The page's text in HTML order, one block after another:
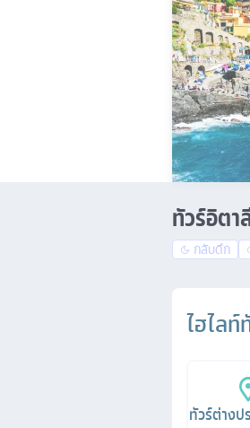
ทัวร์อิต
กลับดึก
ไฮไลท์
ทัวร์ต่างป